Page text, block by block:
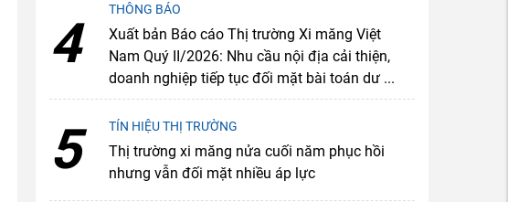
4
THÔNG BÁO
Xuất bản Báo cáo Thị trường Xi măng Việt
Nam Quý II/2026: Nhu cầu nội địa cải thiện,
doanh nghiệp tiếp tục đối mặt bài toán dư ...
5 TÍN HIỆU THỊ TRƯỜNG
Thị trường xi măng nửa cuối năm phục hồi
nhưng vẫn đối mặt nhiều áp lực